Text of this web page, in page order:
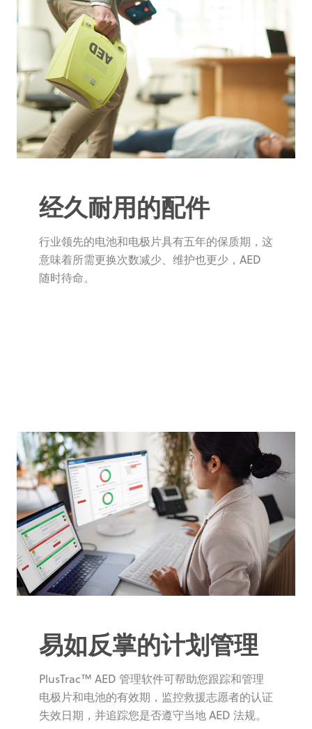
经久耐用的配件
行业领先的电池和电极片具有五年的保质期，这
意味着所需更换次数减少、维护也更少，AED
随时待命。
易如反掌的计划管理
PlusTrac™ AED 管理软件可帮助您跟踪和管理
电极片和电池的有效期，监控救援志愿者的认证
失效日期，并追踪您是否遵守当地 AED 法规。